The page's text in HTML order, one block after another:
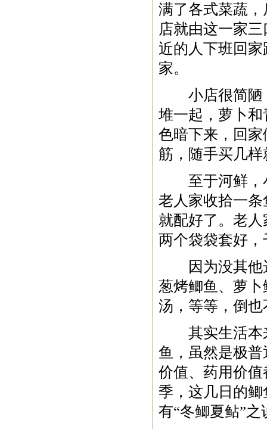
满了各式菜蔬
店就由这一家
近的人下班回
家。
小店很简陋，
堆一起，萝卜
色暗下来，回
筋，随手买几样
至于河鲜，小
老人家收拾一
就配好了。老
两个袋袋套好
因为没其他选
葱烤鲫鱼、萝
汤，等等，倒
其实生活本来
鱼，虽然是极
价值、药用价
季，这几日的
有“冬鲫夏鲇”之